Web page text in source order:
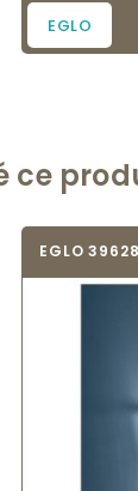
EGLO
ce
EGLO